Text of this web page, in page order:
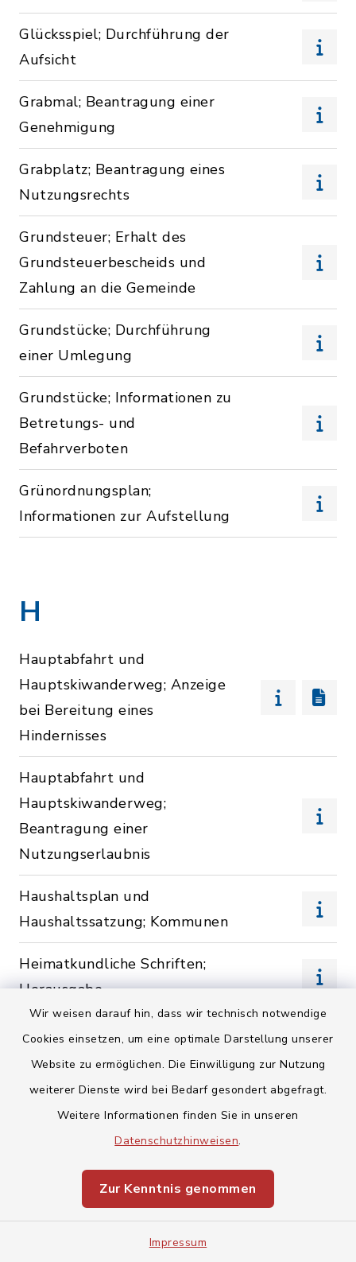
Wir weisen darauf hin, dass wir technisch notwendige
Cookies einsetzen, um eine optimale Darstellung unserer
Website zu ermöglichen. Die Einwilligung zur Nutzung
weiterer Dienste wird bei Bedarf gesondert abgefragt.
Weitere Informationen finden Sie in unseren
Datenschutzhinweisen.
Zur Kenntnis genommen
Impressum
Glücksspiel; Durchführung der
Aufsicht
Grabmal; Beantragung einer
Genehmigung
Grabplatz; Beantragung eines
Nutzungsrechts
Grundsteuer; Erhalt des
Grundsteuerbescheids und
Zahlung an die Gemeinde
Grundstücke; Durchführung
einer Umlegung
Grundstücke; Informationen zu
Betretungs- und
Befahrverboten
Grünordnungsplan;
Informationen zur Aufstellung
H
Hauptabfahrt und
Hauptskiwanderweg; Anzeige
bei Bereitung eines
Hindernisses
Hauptabfahrt und
Hauptskiwanderweg;
Beantragung einer
Nutzungserlaubnis
Haushaltsplan und
Haushaltssatzung; Kommunen
Heimatkundliche Schriften;
Herausgabe
Heimatpflege; Bestellung
einer
Ortsheimatpflegerin/eines
Ortsheimatpflegers
Hund; Anordnung zum
Maulkorbzwang und zur
Anleinpflicht
Hunde; Beantragung einer